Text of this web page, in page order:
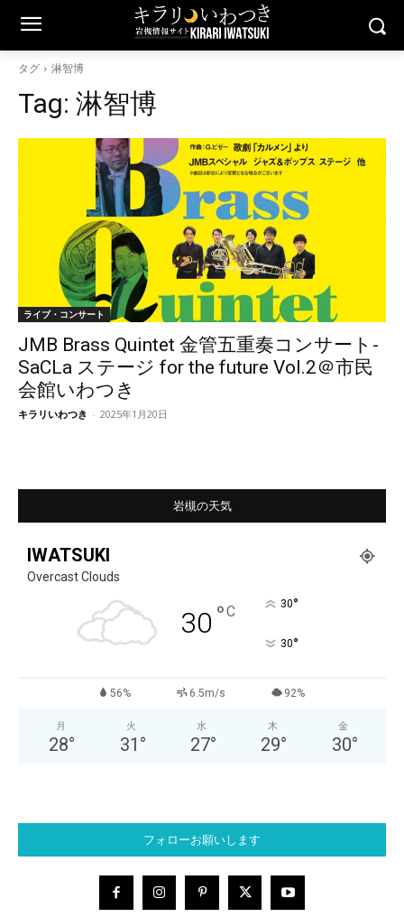
タグ 淋智博
Tag: 淋智博
ライブ・コンサート
JMB Brass Quintet 金管五重奏コンサート-
SaCLa ステージ for the future Vol.2＠市民
会館いわつき
キラリいわつき - 2025年1月20日
岩槻の天気
IWATSUKI
Overcast Clouds
30 °C 30°
30°
56% 6.5m/s 92%
月
28°
火
31 °
水
27°
木
29°
金
30°
フォローお願いします